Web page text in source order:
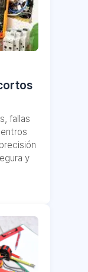
fallas
y